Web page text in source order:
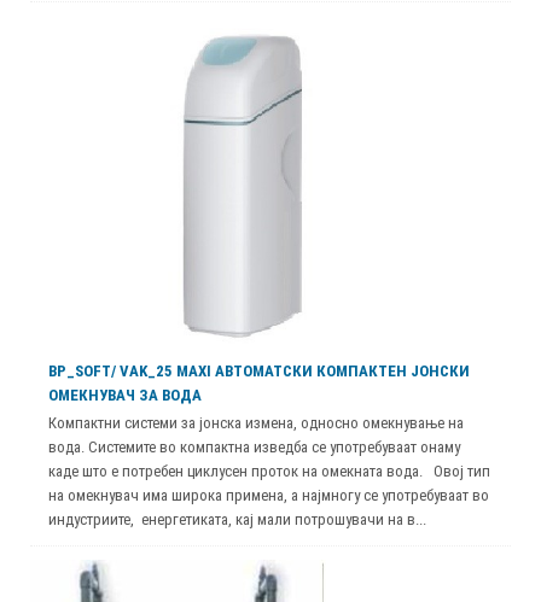
BP_SOFT/ VAK_25 MAXI АВТОМАТСКИ КОМПАКТЕН ЈОНСКИ
ОМЕКНУВАЧ ЗА ВОДА
Компактни системи за јонска измена, односно омекнување на
вода. Системите во компактна изведба се употребуваат онаму
каде што е потребен циклусен проток на омекната вода. Овој тип
на омекнувач има широка примена, а најмногу се употребуваат во
индустриите, енергетиката, кај мали потрошувачи на в...